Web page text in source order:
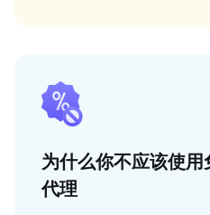
为什么你不应该使
代理